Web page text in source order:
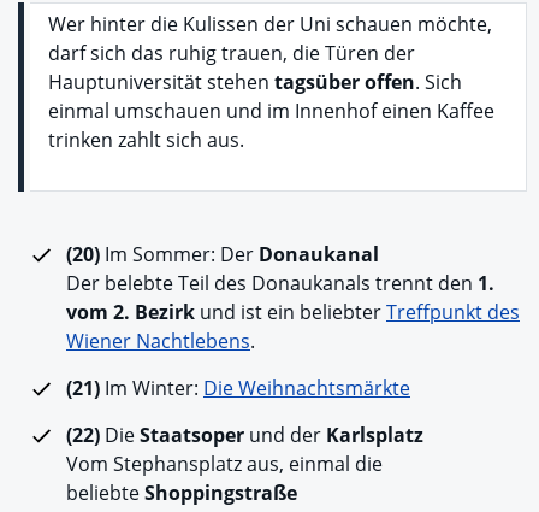
Wer hinter die Kulissen der Uni schauen möchte,
darf sich das ruhig trauen, die Türen der
Hauptuniversität stehen tagsüber offen. Sich
einmal umschauen und im Innenhof einen Kaffee
trinken zahlt sich aus.
(20) Im Sommer: Der Donaukanal
Der belebte Teil des Donaukanals trennt den 1.
vom 2. Bezirk und ist ein beliebterTreffpunkt des
Wiener Nachtlebens.
(21) Im Winter: Die Weihnachtsmärkte
(22) DieStaatsoper und der Karlsplatz
Vom Stephansplatz aus, einmal die
beliebteShoppingstraße